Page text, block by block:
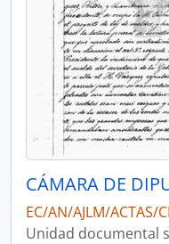
CÁMARA DE
EC/AN/AJLM/ACTAS/
Unidad documental